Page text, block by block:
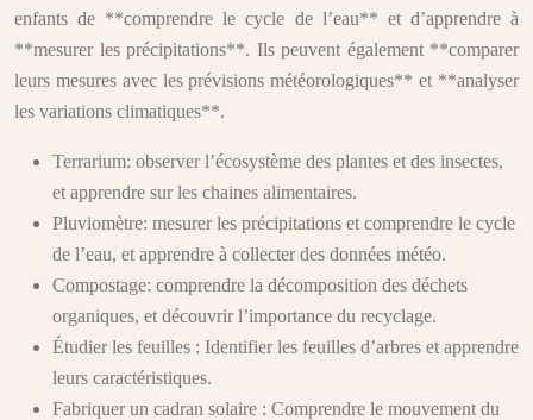
enfants de **comprendre le cycle de l’eau** et d’apprendre à
**mesurer les précipitations**. Ils peuvent également **comparer
leurs mesures avec les prévisions météorologiques** et **analyser
les variations climatiques**.
Terrarium: observer l’écosystème des plantes et des insectes,
et apprendre sur les chaines alimentaires.
Pluviomètre: mesurer les précipitations et comprendre le cycle
de l’eau, et apprendre à collecter des données météo.
Compostage: comprendre la décomposition des déchets
organiques, et découvrir l’importance du recyclage.
Étudier les feuilles : Identifier les feuilles d’arbres et apprendre
leurs caractéristiques.
Fabriquer un cadran solaire : Comprendre le mouvement du